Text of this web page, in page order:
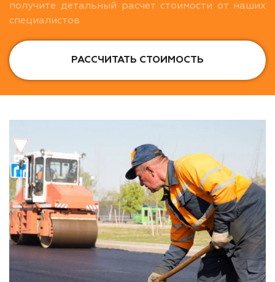
получите детальный расчет стоимости от наших
специалистов
РАССЧИТАТЬ СТОИМОСТЬ